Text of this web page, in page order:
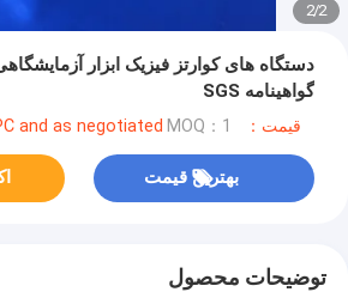
2
/
2
دستگاه های کوارتز فیزیک ابزار
گواهینامه SGS
قیمت：USD 1-500/PC and as negotiated MOQ：1 کامپیوتر
بهترین قیمت
توضیحات محصول